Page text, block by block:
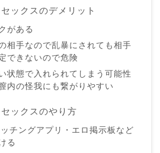
ックスのデメリット
がある
相手なので乱暴にされても相手
できないので危険
状態で入れられてしまう可能性
内の怪我にも繋がりやすい
ックスのやり方
チングアプリ・エロ掲示板など
る